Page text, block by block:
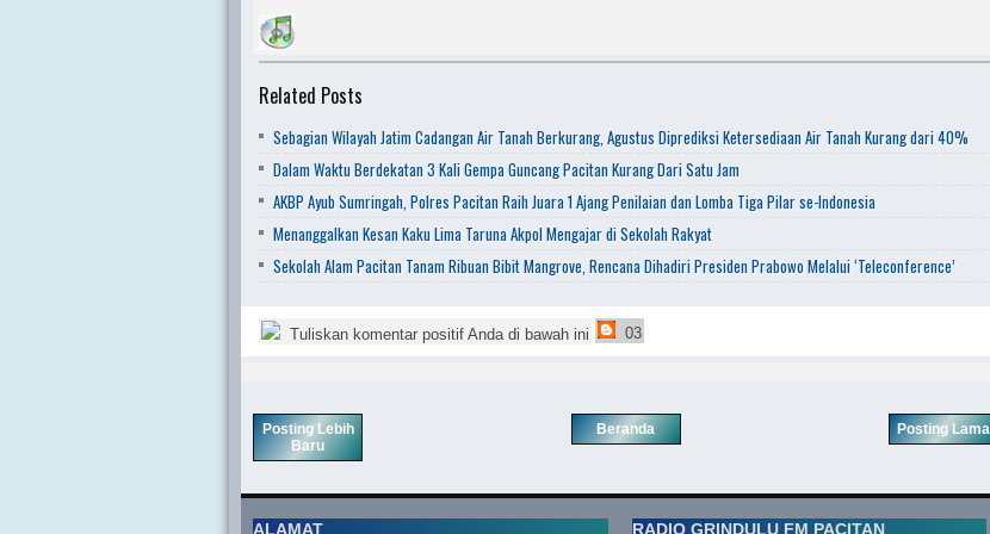
Related Posts
Sebagian Wilayah Jatim Cadangan Air Tanah Berkurang, Agustus Diprediksi Ketersediaan Air Tanah Kurang dari 40%
Dalam Waktu Berdekatan 3 Kali Gempa Guncang Pacitan Kurang Dari Satu Jam
AKBP Ayub Sumringah, Polres Pacitan Raih Juara 1 Ajang Penilaian dan Lomba Tiga Pilar se-Indonesia
Menanggalkan Kesan Kaku Lima Taruna Akpol Mengajar di Sekolah Rakyat
Sekolah Alam Pacitan Tanam Ribuan Bibit Mangrove, Rencana Dihadiri Presiden Prabowo Melalui ‘Teleconference’
Tuliskan komentar positif Anda di bawah ini 03
Posting Lebih
Baru
Posting Lama
Beranda
ALAMAT RADIO GRINDULU FM PACITAN